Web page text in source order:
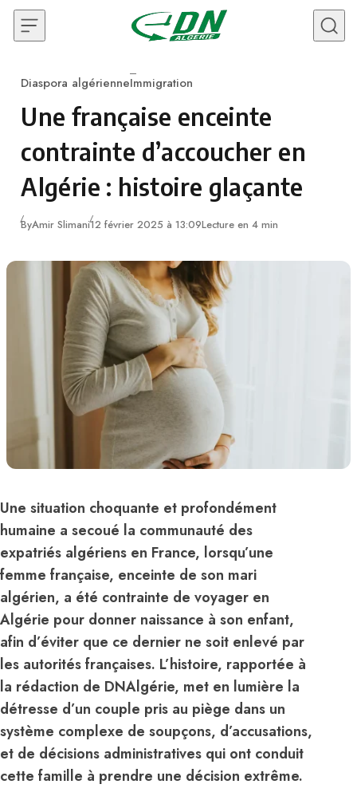
Skip to content
Category
Diaspora algérienneImmigration
Une française enceinte
contrainte d’accoucher en
Algérie : histoire glaçante
ByAmir Slimani12 février 2025 à 13:09Lecture en 4 min
Une situation choquante et profondément
humaine a secoué la communauté des
expatriés algériens en France, lorsqu’une
femme française, enceinte de son mari
algérien, a été contrainte de voyager en
Algérie pour donner naissance à son enfant,
afin d’éviter que ce dernier ne soit enlevé par
les autorités françaises. L’histoire, rapportée à
la rédaction de DNAlgérie, met en lumière la
détresse d’un couple pris au piège dans un
système complexe de soupçons, d’accusations,
et de décisions administratives qui ont conduit
cette famille à prendre une décision extrême.